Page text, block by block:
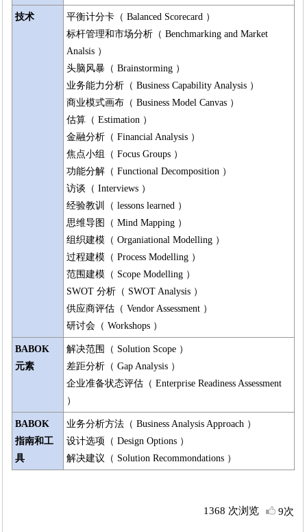
技术
平衡计分卡（ Balanced Scorecard ）
标杆管理和市场分析（ Benchmarking and Market
Analsis ）
头脑风暴（ Brainstorming ）
业务能力分析（ Business Capability Analysis ）
商业模式画布（ Business Model Canvas ）
估算（ Estimation ）
金融分析（ Financial Analysis ）
焦点小组（ Focus Groups ）
功能分解（ Functional Decomposition ）
访谈（ Interviews ）
经验教训（ lessons learned ）
思维导图（ Mind Mapping ）
组织建模（ Organiational Modelling ）
过程建模（ Process Modelling ）
范围建模（ Scope Modelling ）
SWOT 分析（ SWOT Analysis ）
供应商评估（ Vendor Assessment ）
研讨会（ Workshops ）
BABOK
元素
解决范围（ Solution Scope ）
差距分析（ Gap Analysis ）
企业准备状态评估（ Enterprise Readiness Assessment
）
BABOK
指南和工
具
业务分析方法（ Business Analysis Approach ）
设计选项（ Design Options ）
解决建议（ Solution Recommondations ）
1368 次浏览 9次